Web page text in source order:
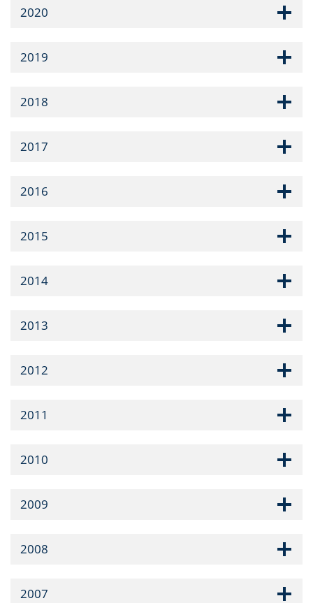
2020
2019
2018
2017
2016
2015
2014
2013
2012
2011
2010
2009
2008
2007